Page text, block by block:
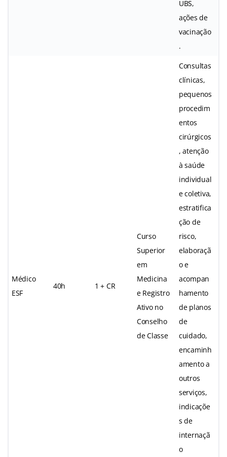
UBS,
ações de
vacinação
.
Médico
ESF
40h 1 + CR
Curso
Superior
em
Medicina
e Registro
Ativo no
Conselho
de Classe
Consultas
clínicas,
pequenos
procedim
entos
cirúrgicos
, atenção
à saúde
individual
e coletiva,
estratifica
ção de
risco,
elaboraçã
o e
acompan
hamento
de planos
de
cuidado,
encaminh
amento a
outros
serviços,
indicaçõe
s de
internaçã
o